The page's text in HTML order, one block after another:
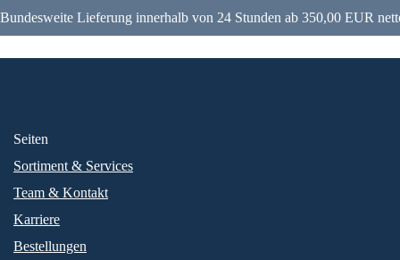
Bundesweite Lieferung innerhalb von 24 Stunden ab 350,00 EUR
Seiten
Sortiment & Services
Team & Kontakt
Karriere
Bestellungen